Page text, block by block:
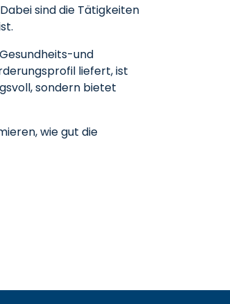
sind die Tätigkeiten
und
liefert, ist
sondern bietet
wie gut die